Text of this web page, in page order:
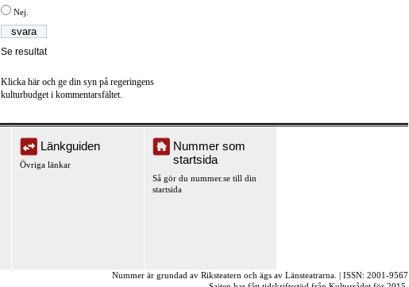
Nej.
Se resultat
Klicka här och ge din syn på regeringens
kulturbudget i kommentarsfältet.
Länkguiden
Övriga länkar
Nummer som
startsida
Så gör du nummer.se till din
startsida
Nummer är grundad av Riksteatern och ägs av Länsteatrarna. | ISSN: 2001-9567